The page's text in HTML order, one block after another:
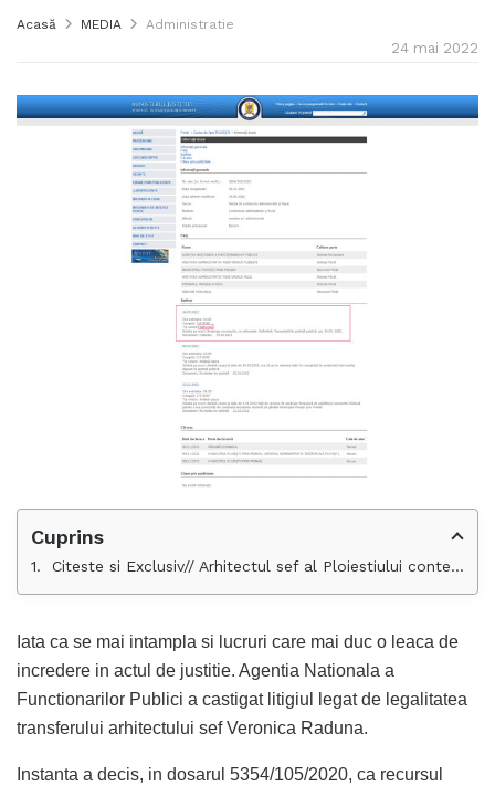
Acasă MEDIA Administratie
24 mai 2022
Cuprins
Citeste si Exclusiv// Arhitectul sef al Ploiestiului contestat in instanta de ANFP pentru ocuparea ilegala a functiei
Iata ca se mai intampla si lucruri care mai duc o leaca de
incredere in actul de justitie. Agentia Nationala a
Functionarilor Publici a castigat litigiul legat de legalitatea
transferului arhitectului sef Veronica Raduna.
Instanta a decis, in dosarul 5354/105/2020, ca recursul